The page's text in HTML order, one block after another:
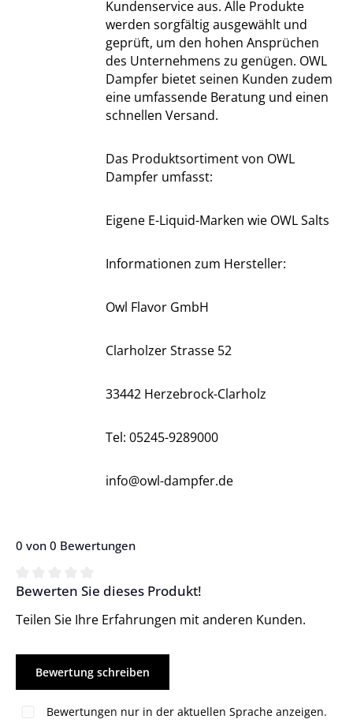
Kundenservice aus. Alle Produkte
werden sorgfältig ausgewählt und
geprüft, um den hohen Ansprüchen
des Unternehmens zu genügen. OWL
Dampfer bietet seinen Kunden zudem
eine umfassende Beratung und einen
schnellen Versand.
Das Produktsortiment von OWL
Dampfer umfasst:
Eigene E-Liquid-Marken wie OWL Salts
Informationen zum Hersteller:
Owl Flavor GmbH
Clarholzer Strasse 52
33442 Herzebrock-Clarholz
Tel: 05245-9289000
info@owl-dampfer.de
0 von 0 Bewertungen
Durchschnittliche Bewertung von 0 von 5 Sternen
Bewerten Sie dieses Produkt!
Teilen Sie Ihre Erfahrungen mit anderen Kunden.
Bewertung schreiben
Bewertungen nur in der aktuellen Sprache anzeigen.